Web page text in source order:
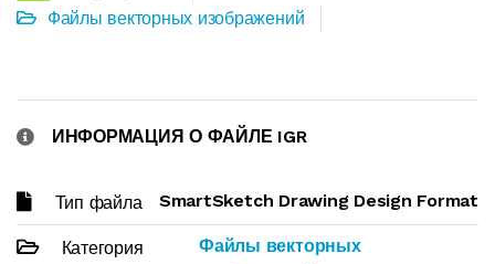
Файлы векторных изображений
ИНФОРМАЦИЯ О ФАЙЛЕ IGR
Тип файла SmartSketch Drawing Design Format
Категория
Файлы векторных